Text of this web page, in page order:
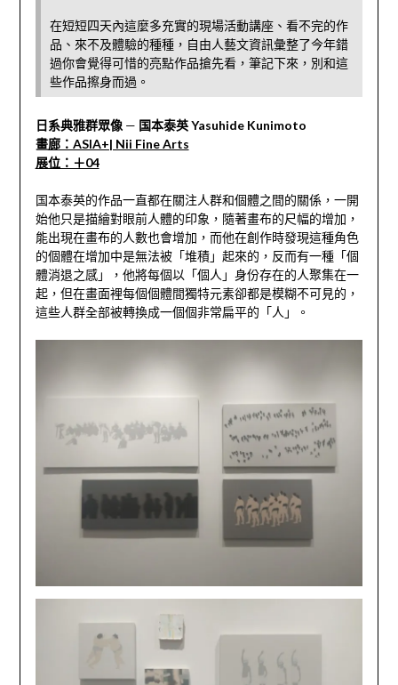
在短短四天內這麼多充實的現場活動講座、看不完的作
品、來不及體驗的種種，自由人藝文資訊彙整了今年錯
過你會覺得可惜的亮點作品搶先看，筆記下來，別和這
些作品擦身而過。
日系典雅群眾像— 国本泰英 Yasuhide Kunimoto
畫廊：ASIA+| Nii Fine Arts
展位：＋04
国本泰英的作品一直都在關注人群和個體之間的關係，一開
始他只是描繪對眼前人體的印象，隨著畫布的尺幅的增加，
能出現在畫布的人數也會增加，而他在創作時發現這種角色
的個體在增加中是無法被「堆積」起來的，反而有一種「個
體消退之感」，他將每個以「個人」身份存在的人聚集在一
起，但在畫面裡每個個體間獨特元素卻都是模糊不可見的，
這些人群全部被轉換成一個個非常扁平的「人」。